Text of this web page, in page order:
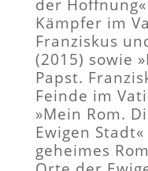
der
Kämpfer im
Franziskus
(2015) sowie
Papst.
Feinde im
»Mein Rom.
Ewigen
geheimes